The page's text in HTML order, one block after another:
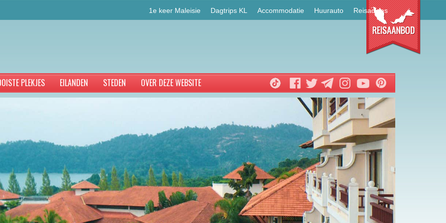
1e keer Maleisie Dagtrips KL Accommodatie Huurauto Reisadvies
PLEKJES EILANDEN STEDEN OVER DEZE WEBSITE